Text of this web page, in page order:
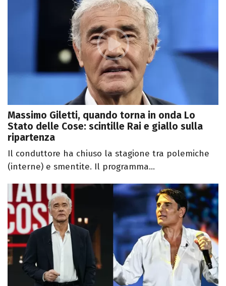
Massimo Giletti, quando torna in onda Lo
Stato delle Cose: scintille Rai e giallo sulla
ripartenza
Il conduttore ha chiuso la stagione tra polemiche
(interne) e smentite. Il programma...